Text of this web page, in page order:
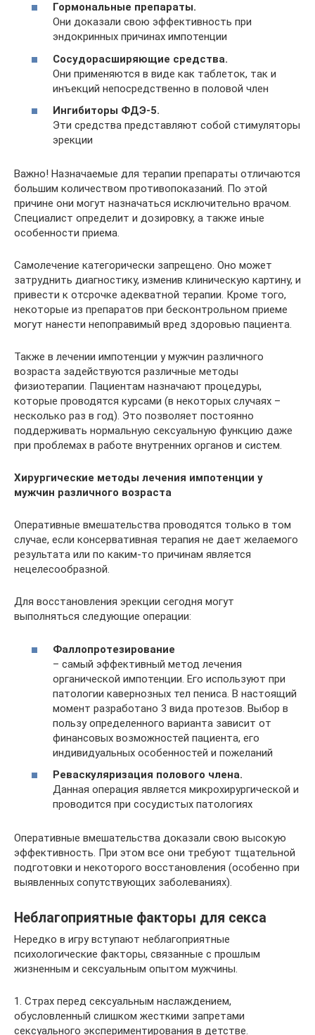
Гормональные препараты.
Они доказали свою эффективность при
эндокринных причинах импотенции
Сосудорасширяющие средства.
Они применяются в виде как таблеток, так и
инъекций непосредственно в половой член
Ингибиторы ФДЭ-5.
Эти средства представляют собой стимуляторы
эрекции
Важно! Назначаемые для терапии препараты отличаются
большим количеством противопоказаний. По этой
причине они могут назначаться исключительно врачом.
Специалист определит и дозировку, а также иные
особенности приема.
Самолечение категорически запрещено. Оно может
затруднить диагностику, изменив клиническую картину, и
привести к отсрочке адекватной терапии. Кроме того,
некоторые из препаратов при бесконтрольном приеме
могут нанести непоправимый вред здоровью пациента.
Также в лечении импотенции у мужчин различного
возраста задействуются различные методы
физиотерапии. Пациентам назначают процедуры,
которые проводятся курсами (в некоторых случаях –
несколько раз в год). Это позволяет постоянно
поддерживать нормальную сексуальную функцию даже
при проблемах в работе внутренних органов и систем.
Хирургические методы лечения импотенции у
мужчин различного возраста
Оперативные вмешательства проводятся только в том
случае, если консервативная терапия не дает желаемого
результата или по каким-то причинам является
нецелесообразной.
Для восстановления эрекции сегодня могут
выполняться следующие операции:
Фаллопротезирование
– самый эффективный метод лечения
органической импотенции. Его используют при
патологии кавернозных тел пениса. В настоящий
момент разработано 3 вида протезов. Выбор в
пользу определенного варианта зависит от
финансовых возможностей пациента, его
индивидуальных особенностей и пожеланий
Реваскуляризация полового члена.
Данная операция является микрохирургической и
проводится при сосудистых патологиях
Оперативные вмешательства доказали свою высокую
эффективность. При этом все они требуют тщательной
подготовки и некоторого восстановления (особенно при
выявленных сопутствующих заболеваниях).
Неблагоприятные факторы для секса
Нередко в игру вступают неблагоприятные
психологические факторы, связанные с прошлым
жизненным и сексуальным опытом мужчины.
1. Страх перед сексуальным наслаждением,
обусловленный слишком жесткими запретами
сексуального экспериментирования в детстве.